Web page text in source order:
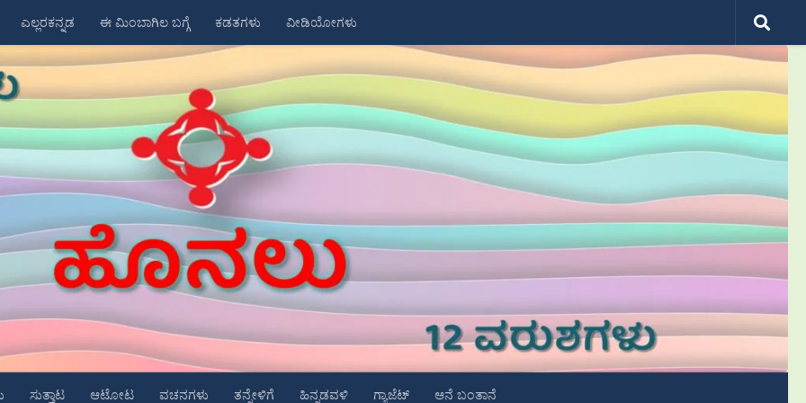
ಎಲ್ಲರಕನ್ನಡ ಈ ಮಿಂಬಾಗಿಲ ಬಗ್ಗೆ ಕಡತಗಳು ವೀಡಿಯೋಗಳು
ಸುತ್ತಾಟ ಆಟೋಟ ವಚನಗಳು ತನ್ನೇಳಿಗೆ ಹಿನ್ನಡವಳಿ ಗ್ಯಾಜೆಟ್ ಆನೆ ಬಂತಾನೆ